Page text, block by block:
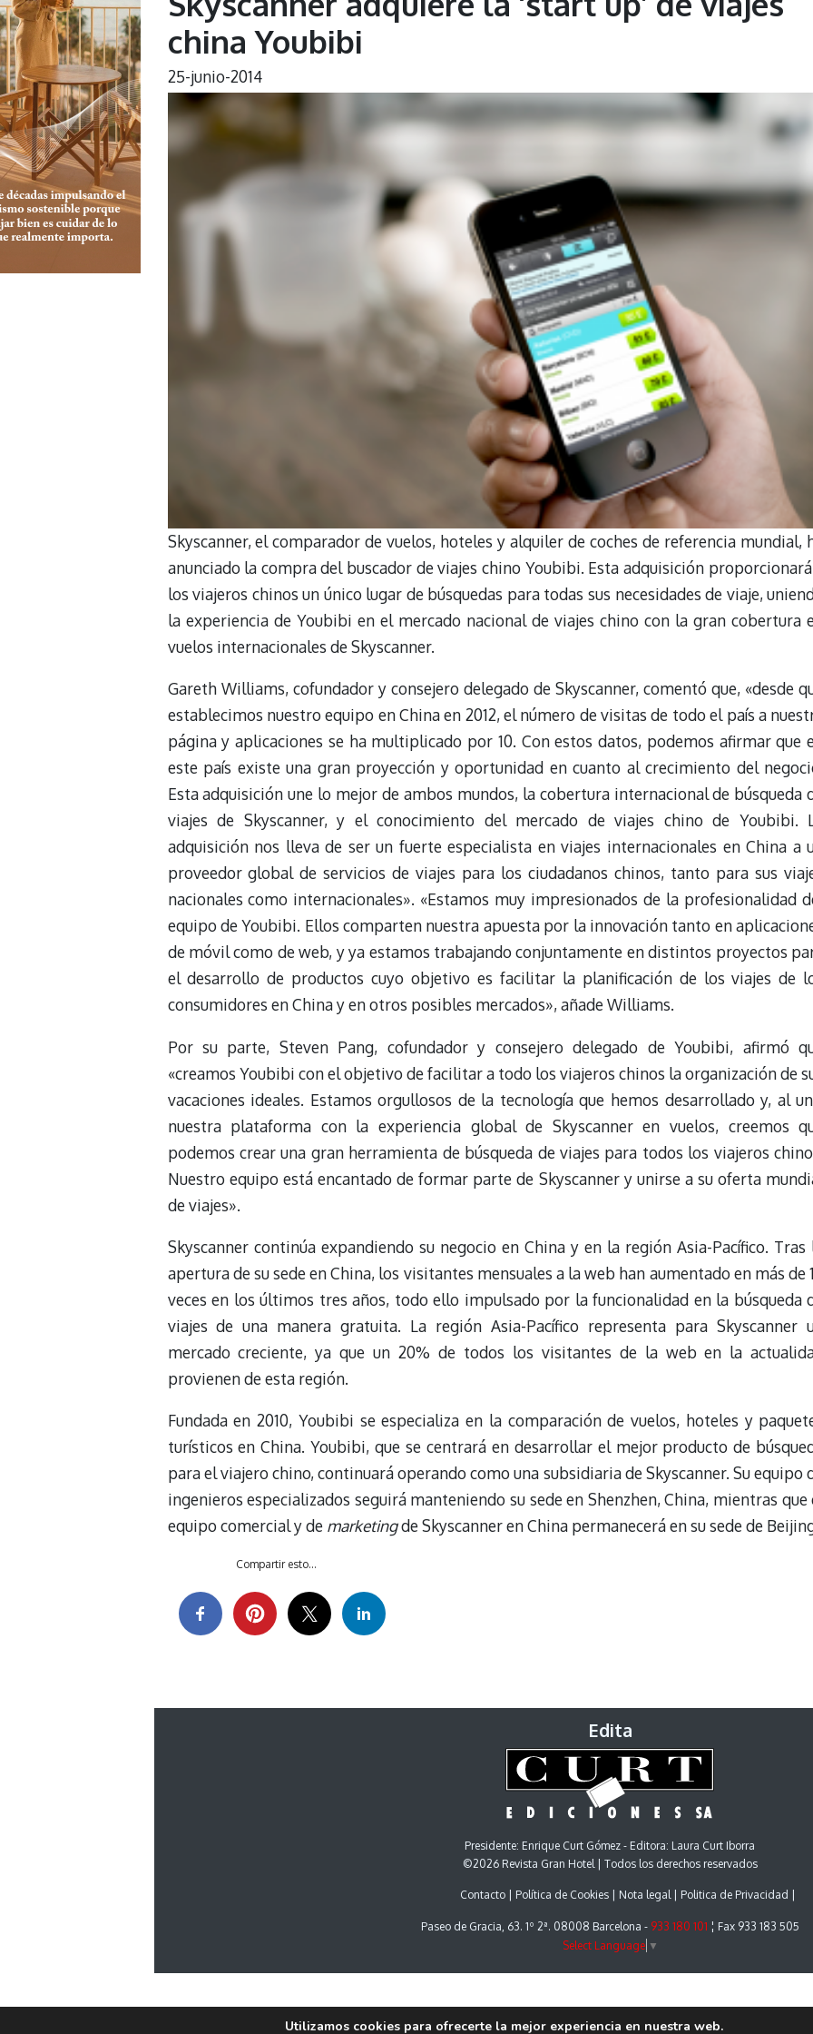
china Youbibi
25-junio-2014
Skyscanner, el comparador de vuelos, hoteles y alquiler de coches de referencia mundial,
anunciado la compra del buscador de viajes chino Youbibi. Esta adquisición
los viajeros chinos un único lugar de búsquedas para todas sus necesidades de viaje,
la experiencia de Youbibi en el mercado nacional de viajes chino con la gran cobertura
vuelos internacionales de Skyscanner.
Gareth Williams, cofundador y consejero delegado de Skyscanner, comentó que, «desde
establecimos nuestro equipo en China en 2012, el número de visitas de todo el país a
página y aplicaciones se ha multiplicado por 10. Con estos datos, podemos afirmar que
este país existe una gran proyección y oportunidad en cuanto al crecimiento del
Esta adquisición une lo mejor de ambos mundos, la cobertura internacional de búsqueda
viajes de Skyscanner, y el conocimiento del mercado de viajes chino de Youbibi.
adquisición nos lleva de ser un fuerte especialista en viajes internacionales en China a
proveedor global de servicios de viajes para los ciudadanos chinos, tanto para sus
nacionales como internacionales». «Estamos muy impresionados de la profesionalidad
equipo de Youbibi. Ellos comparten nuestra apuesta por la innovación tanto en
de móvil como de web, y ya estamos trabajando conjuntamente en distintos proyectos
el desarrollo de productos cuyo objetivo es facilitar la planificación de los viajes de
consumidores en China y en otros posibles mercados», añade Williams.
Por su parte, Steven Pang, cofundador y consejero delegado de Youbibi, afirmó
«creamos Youbibi con el objetivo de facilitar a todo los viajeros chinos la organización de
vacaciones ideales. Estamos orgullosos de la tecnología que hemos desarrollado y, al
nuestra plataforma con la experiencia global de Skyscanner en vuelos, creemos
podemos crear una gran herramienta de búsqueda de viajes para todos los viajeros
Nuestro equipo está encantado de formar parte de Skyscanner y unirse a su oferta
de viajes».
Skyscanner continúa expandiendo su negocio en China y en la región Asia-Pacífico. Tras
apertura de su sede en China, los visitantes mensuales a la web han aumentado en más de
veces en los últimos tres años, todo ello impulsado por la funcionalidad en la búsqueda
viajes de una manera gratuita. La región Asia-Pacífico representa para Skyscanner
mercado creciente, ya que un 20% de todos los visitantes de la web en la
provienen de esta región.
Fundada en 2010, Youbibi se especializa en la comparación de vuelos, hoteles y
turísticos en China. Youbibi, que se centrará en desarrollar el mejor producto de
para el viajero chino, continuará operando como una subsidiaria de Skyscanner. Su equipo
ingenieros especializados seguirá manteniendo su sede en Shenzhen, China, mientras que
equipo comercial y demarketingde Skyscanner en China permanecerá en su sede de
Compartir esto...
Edita
Presidente: Enrique Curt Gómez - Editora: Laura Curt Iborra
©2026 Revista Gran Hotel | Todos los derechos reservados
Contacto Política de Cookies Nota legal Politica de Privacidad
Paseo de Gracia, 63. 1º 2ª. 08008 Barcelona - 933 180 101 ¦ Fax 933 183 505
Select Language ▼
Utilizamos cookies para ofrecerte la mejor experiencia en nuestra web.